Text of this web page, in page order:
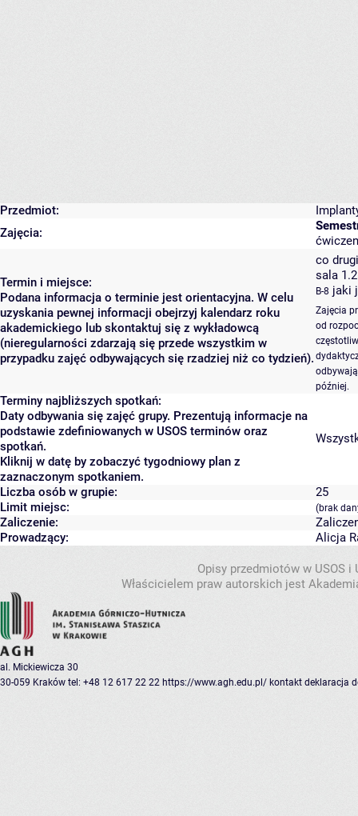
Przedmiot:
Zajęcia:
Termin i miejsce:
Podana informacja o terminie jest orientacyjna. W celu
uzyskania pewnej informacji obejrzyj kalendarz roku
akademickiego lub skontaktuj się z wykładowcą
(nieregularności zdarzają się przede wszystkim w
przypadku zajęć odbywających się rzadziej niż co tydzień).
co
sala
B-8 jaki
Zajęcia
od
później.
Terminy najbliższych spotkań:
Daty odbywania się zajęć grupy. Prezentują informacje na
podstawie zdefiniowanych w USOS terminów oraz
spotkań.
Kliknij w datę by zobaczyć tygodniowy plan z
zaznaczonym spotkaniem.
Liczba osób w grupie:
25
Limit miejsc:
(brak
Zaliczenie:
Prowadzący:
Alicja
Opisy przedmiotów w USOS
Właścicielem praw autorskich jest
al. Mickiewicza 30
30-059 Kraków tel: +48 12 617 22 22 https://www.agh.edu.pl/ kontakt deklaracja